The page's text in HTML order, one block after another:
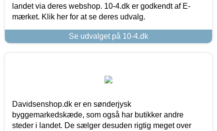
landet via deres webshop. 10-4.dk er godkendt af E-
mærket. Klik her for at se deres udvalg.
Se udvalget på 10-4.dk
Davidsenshop.dk er en sønderjysk
byggemarkedskæde, som også har butikker andre
steder i landet. De sælger desuden rigtig meget over